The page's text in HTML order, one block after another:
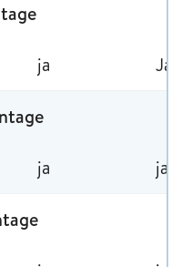
ja Ja
ja ja